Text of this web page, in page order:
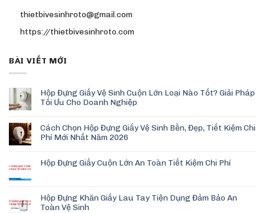
thietbivesinhroto@gmail.com
https://thietbivesinhroto.com
BÀI VIẾT MỚI
Hộp Đựng Giấy Vệ Sinh Cuộn Lớn Loại Nào Tốt? Giải Pháp
Tối Ưu Cho Doanh Nghiệp
Cách Chọn Hộp Đựng Giấy Vệ Sinh Bền, Đẹp, Tiết Kiệm Chi
Phí Mới Nhất Năm 2026
Hộp Đựng Giấy Cuộn Lớn An Toàn Tiết Kiệm Chi Phí
Hộp Đựng Khăn Giấy Lau Tay Tiện Dụng Đảm Bảo An
Toàn Vệ Sinh